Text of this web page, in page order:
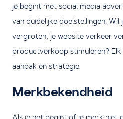
je begint met social media
van duidelijke doelstellingen.
vergroten, je website verkeer
productverkoop stimuleren?
aanpak en strategie.
Merkbekendheid